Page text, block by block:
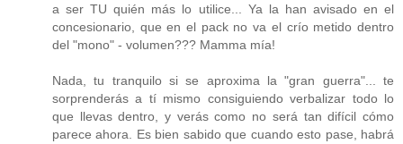
a ser TU quién más lo utilice... Ya la han avisado en el
concesionario, que en el pack no va el crío metido dentro
del "mono" - volumen??? Mamma mía!
Nada, tu tranquilo si se aproxima la "gran guerra"... te
sorprenderás a tí mismo consiguiendo verbalizar todo lo
que llevas dentro, y verás como no será tan difícil cómo
parece ahora. Es bien sabido que cuando esto pase, habrá